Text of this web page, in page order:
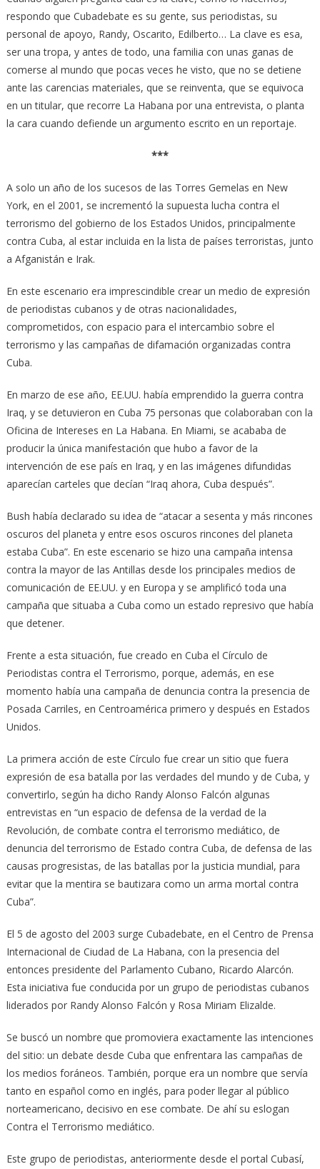
respondo que Cubadebate es su gente, sus periodistas, su
personal de apoyo, Randy, Oscarito, Edilberto… La clave es esa,
ser una tropa, y antes de todo, una familia con unas ganas de
comerse al mundo que pocas veces he visto, que no se detiene
ante las carencias materiales, que se reinventa, que se equivoca
en un titular, que recorre La Habana por una entrevista, o planta
la cara cuando defiende un argumento escrito en un reportaje.
***
A solo un año de los sucesos de las Torres Gemelas en New
York, en el 2001, se incrementó la supuesta lucha contra el
terrorismo del gobierno de los Estados Unidos, principalmente
contra Cuba, al estar incluida en la lista de países terroristas, junto
a Afganistán e Irak.
En este escenario era imprescindible crear un medio de expresión
de periodistas cubanos y de otras nacionalidades,
comprometidos, con espacio para el intercambio sobre el
terrorismo y las campañas de difamación organizadas contra
Cuba.
En marzo de ese año, EE.UU. había emprendido la guerra contra
Iraq, y se detuvieron en Cuba 75 personas que colaboraban con la
Oficina de Intereses en La Habana. En Miami, se acababa de
producir la única manifestación que hubo a favor de la
intervención de ese país en Iraq, y en las imágenes difundidas
aparecían carteles que decían “Iraq ahora, Cuba después”.
Bush había declarado su idea de “atacar a sesenta y más rincones
oscuros del planeta y entre esos oscuros rincones del planeta
estaba Cuba”. En este escenario se hizo una campaña intensa
contra la mayor de las Antillas desde los principales medios de
comunicación de EE.UU. y en Europa y se amplificó toda una
campaña que situaba a Cuba como un estado represivo que había
que detener.
Frente a esta situación, fue creado en Cuba el Círculo de
Periodistas contra el Terrorismo, porque, además, en ese
momento había una campaña de denuncia contra la presencia de
Posada Carriles, en Centroamérica primero y después en Estados
Unidos.
La primera acción de este Círculo fue crear un sitio que fuera
expresión de esa batalla por las verdades del mundo y de Cuba, y
convertirlo, según ha dicho Randy Alonso Falcón algunas
entrevistas en “un espacio de defensa de la verdad de la
Revolución, de combate contra el terrorismo mediático, de
denuncia del terrorismo de Estado contra Cuba, de defensa de las
causas progresistas, de las batallas por la justicia mundial, para
evitar que la mentira se bautizara como un arma mortal contra
Cuba”.
El 5 de agosto del 2003 surge Cubadebate, en el Centro de Prensa
Internacional de Ciudad de La Habana, con la presencia del
entonces presidente del Parlamento Cubano, Ricardo Alarcón.
Esta iniciativa fue conducida por un grupo de periodistas cubanos
liderados por Randy Alonso Falcón y Rosa Miriam Elizalde.
Se buscó un nombre que promoviera exactamente las intenciones
del sitio: un debate desde Cuba que enfrentara las campañas de
los medios foráneos. También, porque era un nombre que servía
tanto en español como en inglés, para poder llegar al público
norteamericano, decisivo en ese combate. De ahí su eslogan
Contra el Terrorismo mediático.
Este grupo de periodistas, anteriormente desde el portal Cubasí,